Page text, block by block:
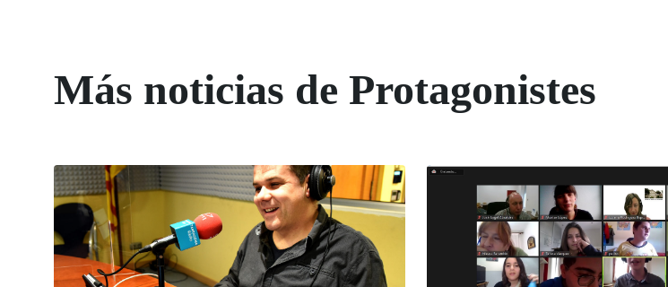
Más noticias de Protagonistes